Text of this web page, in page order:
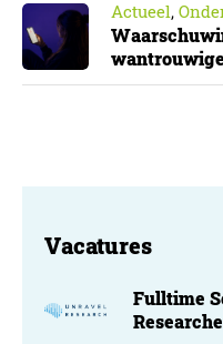
Actueel,
Vacatures
Fulltime